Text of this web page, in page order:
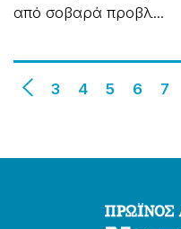
από σοβαρά προβλ...
3 4 5 6 7